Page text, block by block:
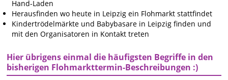
Hand-Laden
Herausfinden wo heute in Leipzig ein Flohmarkt stattfindet
Kindertrödelmärkte und Babybasare in Leipzig finden und
mit den Organisatoren in Kontakt treten
Hier übrigens einmal die häufigsten Begriffe in den
bisherigen Flohmarkttermin-Beschreibungen :)